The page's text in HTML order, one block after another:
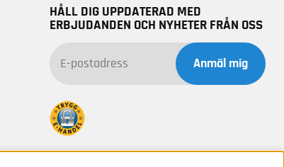
HÅLL DIG UPPDATERAD MED
ERBJUDANDEN OCH NYHETER FRÅN OSS
Anmäl mig